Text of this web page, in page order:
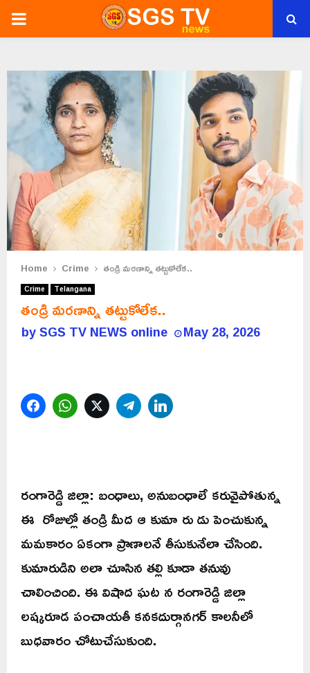
PRIMARY
Home Crime తండ్రి మరణాన్ని తట్టుకోలేక..
Crime Telangana
తండ్రి మరణాన్ని తట్టుకోలేక..
bySGS TV NEWS online May 28, 2026
FacebookWhatsAppTwitterTelegram
రంగారెడ్డి జిల్లా: బంధాలు, అనుబంధాలే కరువైపోతున్న
ఈ రోజుల్లో తండ్రి మీద ఆ కుమా రు డు పెంచుకున్న
మమకారం ఏకంగా ప్రాణాలనే తీసుకునేలా చేసింది.
కుమారుడిని అలా చూసిన తల్లి కూడా తనువు
చాలించింది. ఈ విషాద ఘట న రంగారెడ్డి జిల్లా
లష్కరూడ పంచాయతీ కనకదుర్గానగర్ కాలనీలో
బుధవారం చోటుచేసుకుంది.